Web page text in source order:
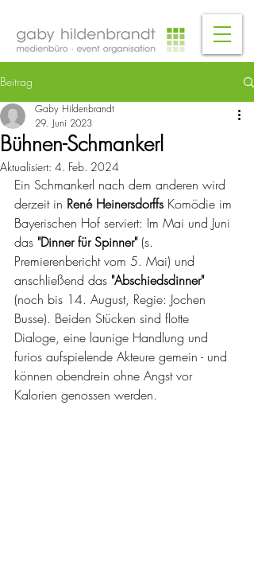
Beitrag
Bühnen-Schmankerl
Gaby Hildenbrandt
29. Juni 2023
Aktualisiert: 4. Feb. 2024
Ein Schmankerl nach dem anderen wird
derzeit in René Heinersdorffs Komödie im
Bayerischen Hof serviert: Im Mai und Juni
das "Dinner für Spinner" (s.
Premierenbericht vom 5. Mai) und
anschließend das "Abschiedsdinner"
(noch bis 14. August, Regie: Jochen
Busse). Beiden Stücken sind flotte
Dialoge, eine launige Handlung und
furios aufspielende Akteure gemein - und
können obendrein ohne Angst vor
Kalorien genossen werden.